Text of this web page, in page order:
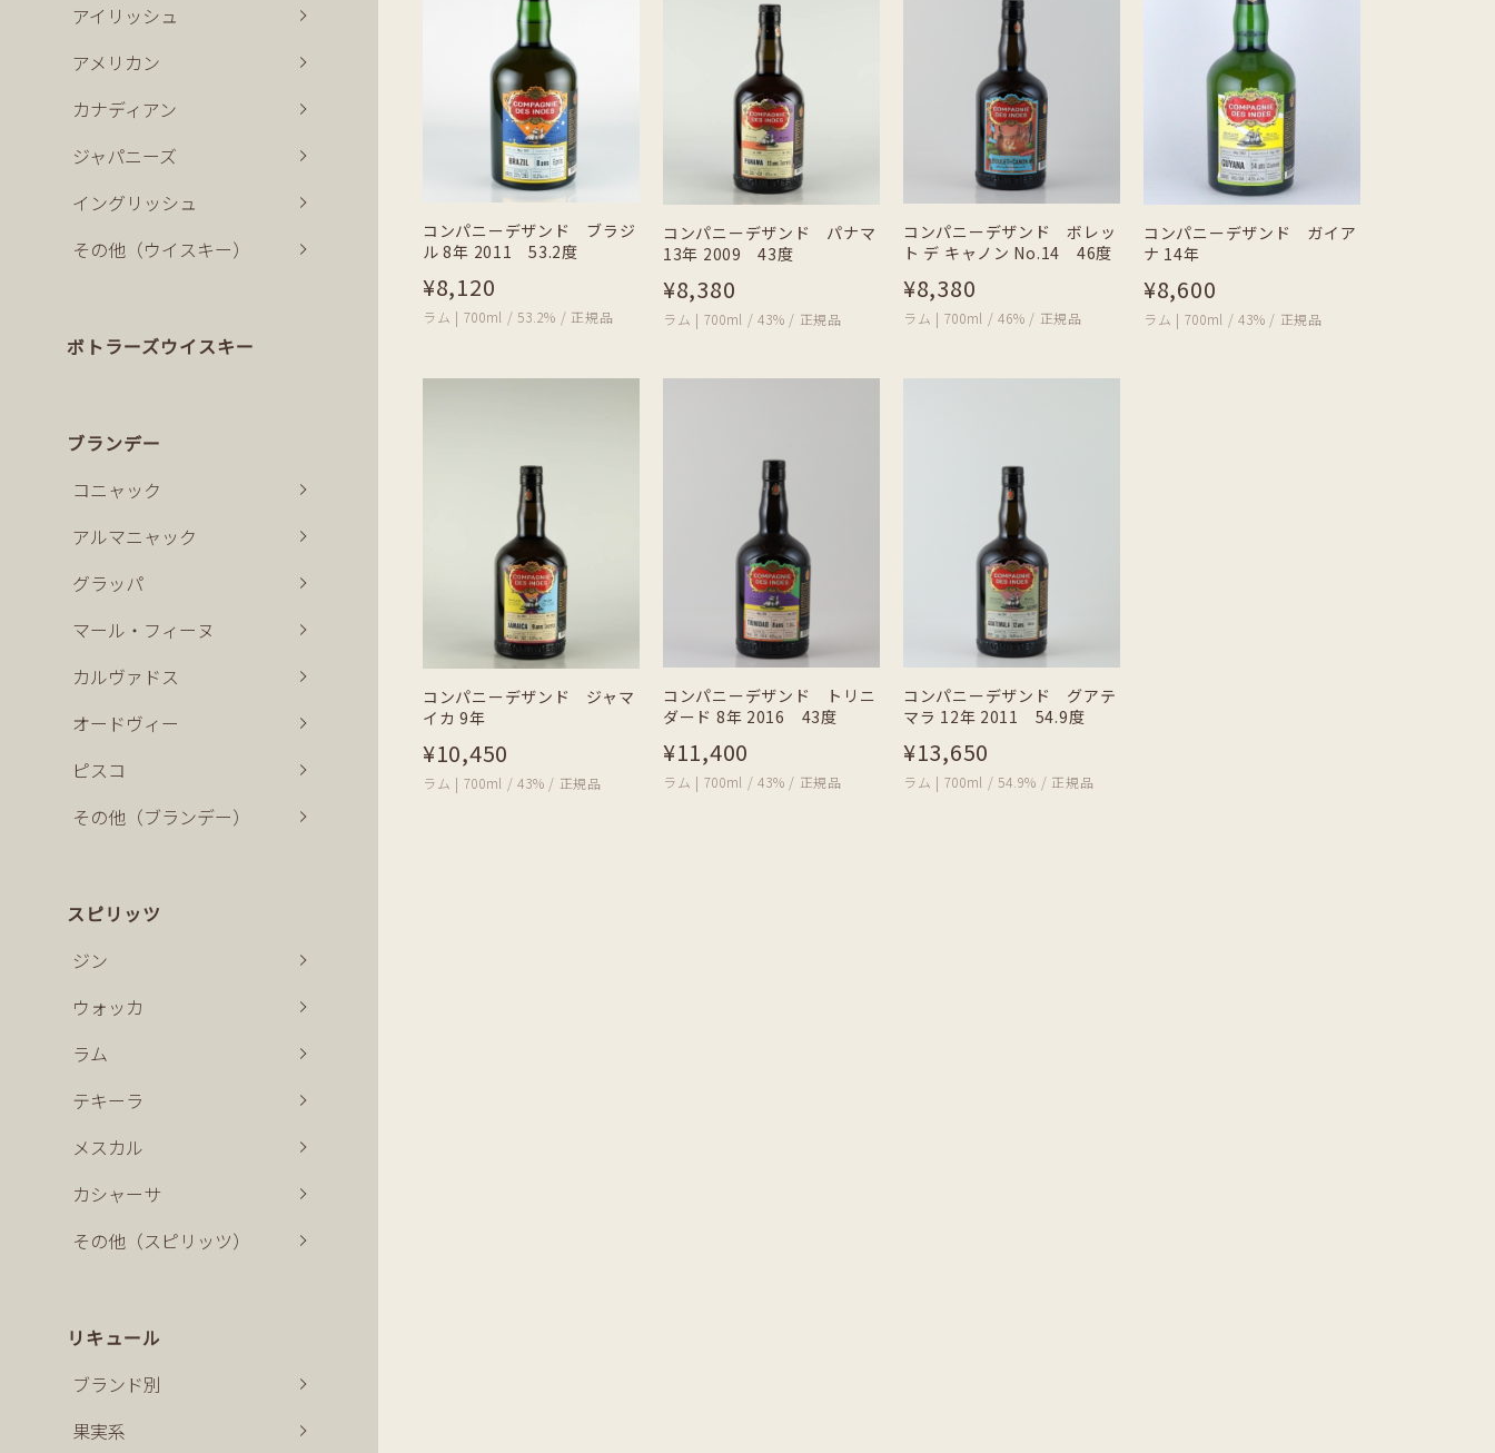
コンパニーデザンド ブラジ
ル 8年 2011 53.2度
¥8,120
ラム | 700ml / 53.2% / 正規品
コンパニーデザンド パナマ
13年 2009 43度
¥8,380
ラム | 700ml / 43% / 正規品
コンパニーデザンド ボレッ
ト デ キャノン No.14 46度
¥8,380
ラム | 700ml / 46% / 正規品
コンパニーデザンド ガイア
ナ 14年
¥8,600
ラム | 700ml / 43% / 正規品
コンパニーデザンド ジャマ
イカ 9年
¥10,450
ラム | 700ml / 43% / 正規品
コンパニーデザンド トリニ
ダード 8年 2016 43度
¥11,400
ラム | 700ml / 43% / 正規品
コンパニーデザンド グアテ
マラ 12年 2011 54.9度
¥13,650
ラム | 700ml / 54.9% / 正規品
アイリッシュ
アメリカン
カナディアン
ジャパニーズ
イングリッシュ
その他（ウイスキー）
ボトラーズウイスキー
ブランデー
コニャック
アルマニャック
グラッパ
マール・フィーヌ
カルヴァドス
オードヴィー
ピスコ
その他（ブランデー）
スピリッツ
ジン
ウォッカ
ラム
テキーラ
メスカル
カシャーサ
その他（スピリッツ）
リキュール
ブランド別
果実系